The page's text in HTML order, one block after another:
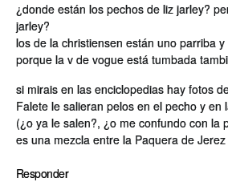
¿donde están los pechos de liz jarley?
jarley?
los de la christiensen están uno parriba
porque la v de vogue está tumbada
si mirais en las enciclopedias hay fotos
Falete le salieran pelos en el pecho y en
(¿o ya le salen?, ¿o me confundo con la
es una mezcla entre la Paquera de
Responder